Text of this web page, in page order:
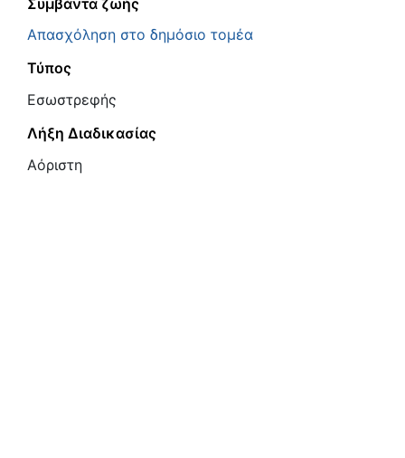
Απασχόληση στο δημόσιο τομέα
Τύπος
Εσωστρεφής
Λήξη Διαδικασίας
Αόριστη